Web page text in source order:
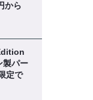
から
製パー
定で